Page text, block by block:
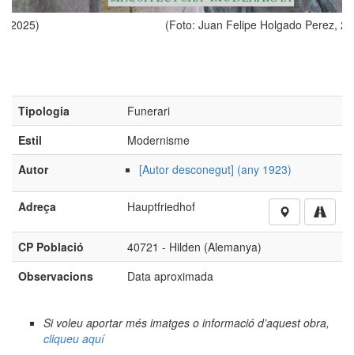
(Foto: Juan Felipe Holgado Perez, 2025)
Tipologia
Funerari
Estil
Modernisme
Autor
[Autor desconegut] (any 1923)
Adreça Hauptfriedhof
CP Població
40721 - Hilden (Alemanya)
Observacions
Data aproximada
Si voleu aportar més imatges o informació d’aquest obra,
cliqueu aquí